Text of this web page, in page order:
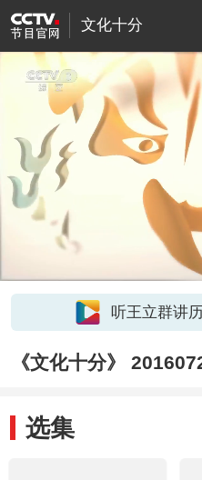
文化十分
听王立群讲
《文化十分》
选集